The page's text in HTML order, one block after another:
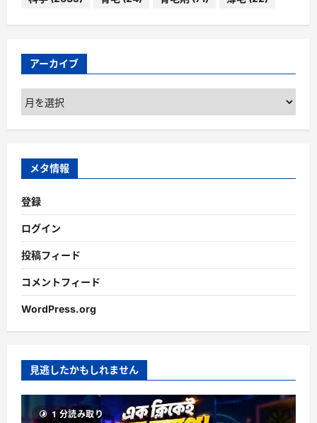
アーカイブ
ア
ー
カ
ブ
メタ情報
登録
ログイン
投稿フィード
コメントフィード
WordPress.org
見逃したかもしれません
1 分読み取り